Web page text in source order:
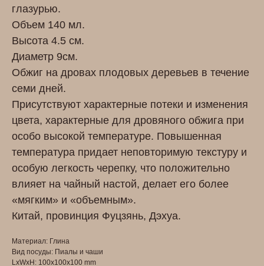
глазурью.
Объем 140 мл.
Высота 4.5 см.
Диаметр 9см.
Обжиг на дровах плодовых деревьев в течение
семи дней.
Присутствуют характерные потеки и изменения
цвета, характерные для дровяного обжига при
особо высокой температуре. Повышенная
температура придает неповторимую текстуру и
особую легкость черепку, что положительно
влияет на чайный настой, делает его более
«мягким» и «объемным».
Китай, провинция Фуцзянь, Дэхуа.
Материал: Глина
Вид посуды: Пиалы и чаши
LxWxH: 100x100x100 mm